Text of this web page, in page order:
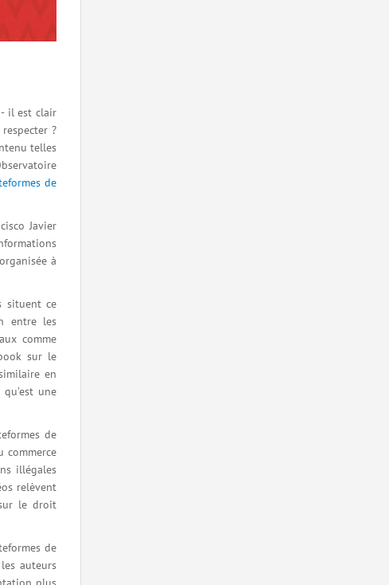
- il est clair
?
telles
de
Javier
à
situent ce
entre les
comme
sur le
en
une
de
commerce
illégales
relèvent
le droit
de
auteurs